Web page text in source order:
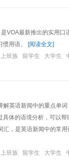
VOA最新推出的实用口
惯用语。 [阅读全文]
上班族 留学生 大学生
解英语新闻中的重点单
体的语境分析，可以
汇，是英语新闻中的常
上班族 留学生 大学生